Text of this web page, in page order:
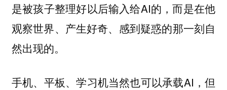
是被孩子整理好以后输入给AI的，而是在他
观察世界、产生好奇、感到疑惑的那一刻自
然出现的。
手机、平板、学习机当然也可以承载AI，但